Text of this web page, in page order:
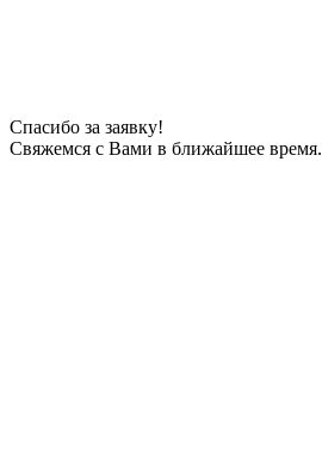
Спасибо за заявку!
Свяжемся с Вами в ближайшее время.